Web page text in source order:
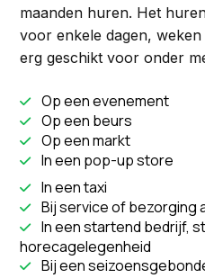
maanden huren. Het
voor enkele dagen,
erg geschikt voor onder
 Op een evenement
 Op een beurs
 Op een markt
 In een pop-up store
 In een taxi
 Bij service of bezorging

In een startend bedrijf,
horecagelegenheid
 Bij een